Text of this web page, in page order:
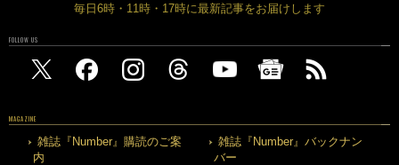
毎日6時・11時・17時に最新記事をお届けします
FOLLOW US
MAGAZINE
雑誌『Number』購読のご案
内
雑誌『Number』バックナン
バー